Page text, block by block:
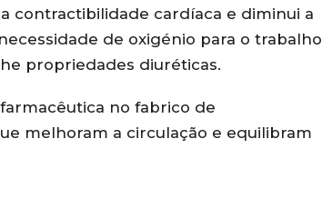
contractibilidade cardíaca e diminui a
de oxigénio para o trabalho
propriedades diuréticas.
no fabrico de
melhoram a circulação e equilibram